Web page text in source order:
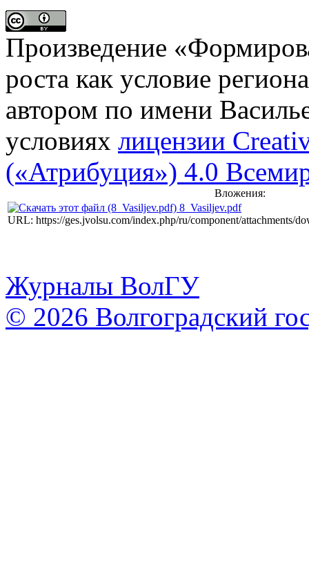
Произведение «
роста как условие
автором по имени
условиях лицензии
(«Атрибуция») 4.0
Вложения:
8_Vasiljev.pdf
URL: https://ges.jvolsu.com/index.php/ru/component/attachments/
Журналы ВолГУ
© 2026 Волгоградский